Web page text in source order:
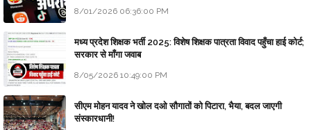
8/01/2026 06:36:00 PM
मध्य प्रदेश शिक्षक भर्ती 2025: विशेष शिक्षक पात्रता विवाद पहुँचा हाई कोर्ट;
सरकार से माँगा जवाब
8/05/2026 10:49:00 PM
सीएम मोहन यादव ने खोल दओ सौगातों को पिटारा, भैया, बदल जाएगी
संस्कारधानी!